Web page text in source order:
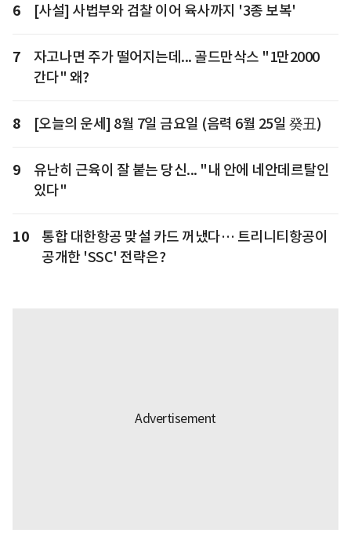
6 [사설] 사법부와 검찰 이어 육사까지 '3종 보복'
7
자고나면 주가 떨어지는데... 골드만삭스 "1만2000
간다" 왜?
8 [오늘의 운세] 8월 7일 금요일 (음력 6월 25일 癸丑)
9
유난히 근육이 잘 붙는 당신... "내 안에 네안데르탈인
있다"
10
통합 대한항공 맞설 카드 꺼냈다… 트리니티항공이
공개한 'SSC' 전략은?